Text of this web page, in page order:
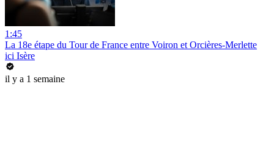
1:45
La 18e étape du Tour de France entre Voiron et Orcières-Merlette
ici Isère
il y a 1 semaine